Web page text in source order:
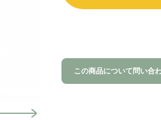
この商品について問い合